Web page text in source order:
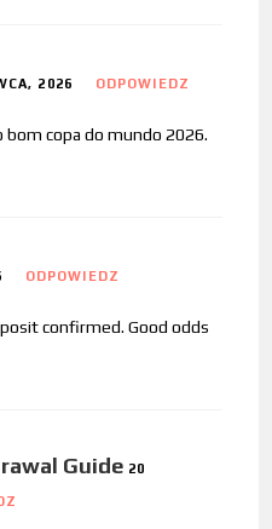
2026 ODPOWIEDZ
copa do mundo 2026.
ODPOWIEDZ
confirmed. Good odds
Guide 20